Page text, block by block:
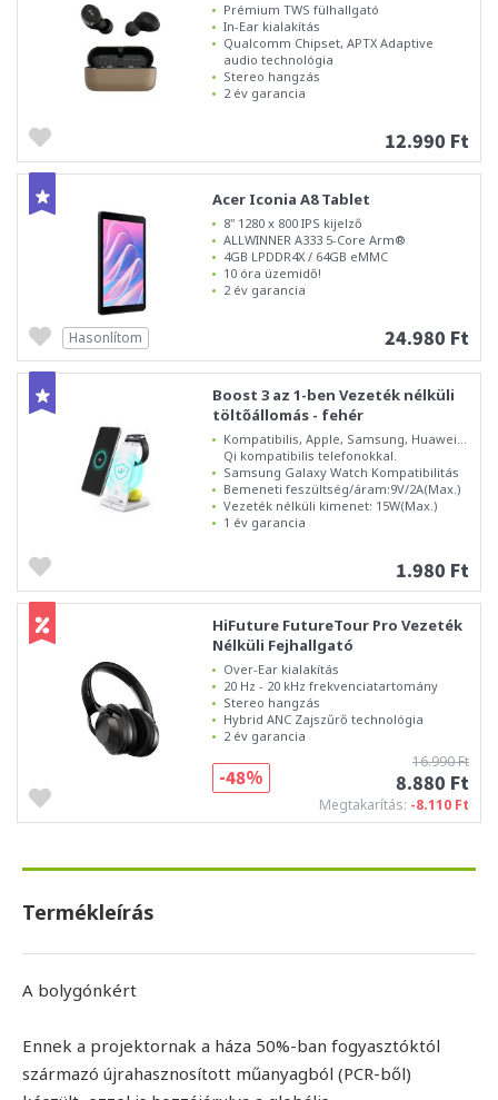
Prémium TWS fülhallgató
In-Ear kialakítás
Qualcomm Chipset, APTX Adaptive
audio technológia
Stereo hangzás
2 év garancia
12.990 Ft
Acer Iconia A8 Tablet
8" 1280 x 800 IPS kijelző
ALLWINNER A333 5-Core Arm®
4GB LPDDR4X / 64GB eMMC
10 óra üzemidő!
2 év garancia
24.980 Ft
Hasonlítom
Boost 3 az 1-ben Vezeték nélküli
töltőállomás - fehér
Kompatibilis, Apple, Samsung, Huawei...
Qi kompatibilis telefonokkal.
Samsung Galaxy Watch Kompatibilitás
Bemeneti feszültség/áram:9V/2A(Max.)
Vezeték nélküli kimenet: 15W(Max.)
1 év garancia
1.980 Ft
HiFuture FutureTour Pro Vezeték
Nélküli Fejhallgató
Over-Ear kialakítás
20 Hz - 20 kHz frekvenciatartomány
Stereo hangzás
Hybrid ANC Zajszűrő technológia
2 év garancia
16.990 Ft
8.880 Ft
Megtakarítás: -8.110 Ft
-48%
Termékleírás
A bolygónkért
Ennek a projektornak a háza 50%-ban fogyasztóktól
származó újrahasznosított műanyagból (PCR-ből)